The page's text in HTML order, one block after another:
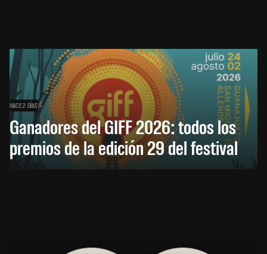
HACE 2 DÍAS
Ganadores del GIFF 2026: todos los
premios de la edición 29 del festival